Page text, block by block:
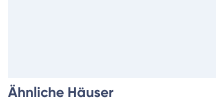
Ähnliche Häuser